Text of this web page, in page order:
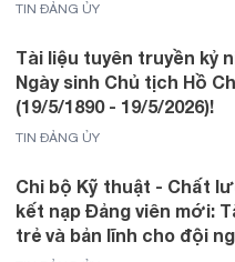
TIN ĐẢNG ỦY
Tài liệu tuyên truyền kỷ
Ngày sinh Chủ tịch Hồ
(19/5/1890 - 19/5/2026)!
TIN ĐẢNG ỦY
Chi bộ Kỹ thuật - Chất
kết nạp Đảng viên mới:
trẻ và bản lĩnh cho đội